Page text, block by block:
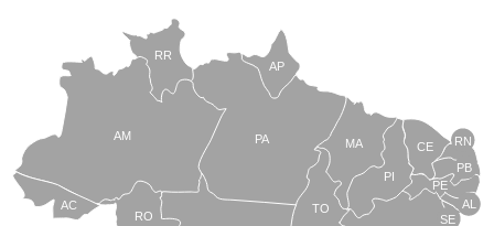
TO
SE
PE
AL
RN
CE
PI
MA
AP
PA
RR
AM
AC
RO
PB